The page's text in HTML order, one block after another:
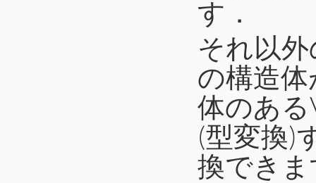
す．
それ以
の構造
体のあ
(型変換)
換でき